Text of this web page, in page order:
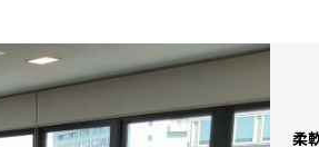
柔